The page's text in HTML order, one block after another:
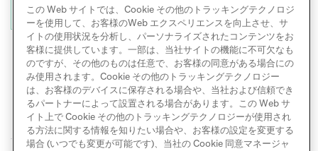
「start session」時）に設定されます。
この Web サイトでは、Cookie その他のトラッキングテクノロジ
ーを使用して、お客様のWeb エクスペリエンスを向上させ、サ
イトの使用状況を分析し、パーソナライズされたコンテンツをお
客様に提供しています。一部は、当社サイトの機能に不可欠なも
のですが、その他のものは任意で、お客様の同意がある場合にの
み使用されます。Cookie その他のトラッキングテクノロジー
は、お客様のデバイスに保存される場合や、当社および信頼でき
るパートナーによって設置される場合があります。この Web サ
イト上で Cookie その他のトラッキングテクノロジーが使用され
る方法に関する情報を知りたい場合や、お客様の設定を変更する
場合 (いつでも変更が可能です)、当社の Cookie 同意マネージャ